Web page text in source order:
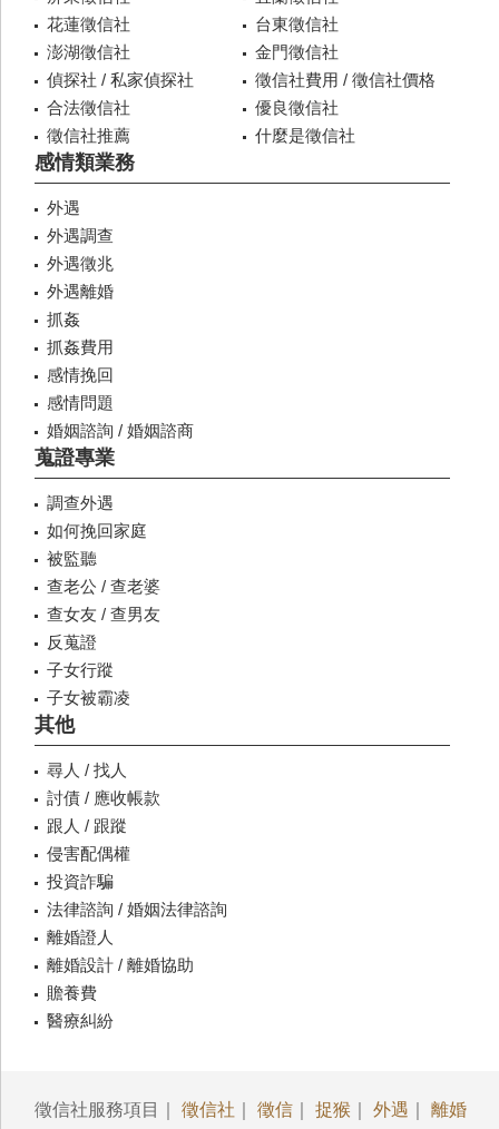
花蓮徵信社
台東徵信社
澎湖徵信社
金門徵信社
偵探社 / 私家偵探社
徵信社費用 / 徵信社價格
合法徵信社
優良徵信社
徵信社推薦
什麼是徵信社
感情類業務
外遇
外遇調查
外遇徵兆
外遇離婚
抓姦
抓姦費用
感情挽回
感情問題
婚姻諮詢 / 婚姻諮商
蒐證專業
調查外遇
如何挽回家庭
被監聽
查老公 / 查老婆
查女友 / 查男友
反蒐證
子女行蹤
子女被霸凌
其他
尋人 / 找人
討債 / 應收帳款
跟人 / 跟蹤
侵害配偶權
投資詐騙
法律諮詢 / 婚姻法律諮詢
離婚證人
離婚設計 / 離婚協助
贍養費
醫療糾紛
徵信社服務項目｜ 徵信社 徵信 捉猴 外遇 離婚